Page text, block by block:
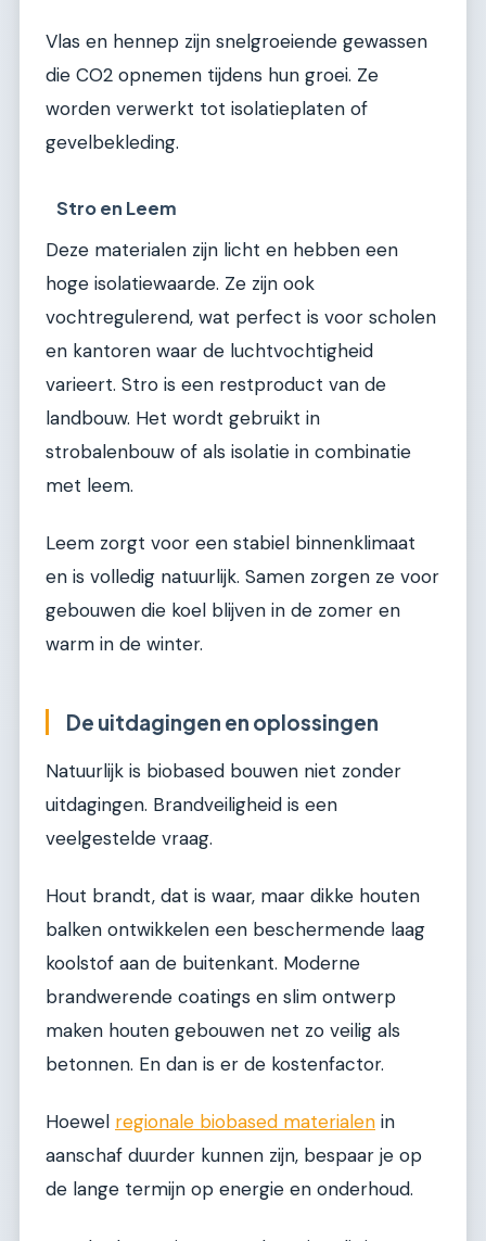
Vlas en hennep zijn snelgroeiende gewassen
die CO2 opnemen tijdens hun groei. Ze
worden verwerkt tot isolatieplaten of
gevelbekleding.
Stro en Leem
Deze materialen zijn licht en hebben een
hoge isolatiewaarde. Ze zijn ook
vochtregulerend, wat perfect is voor scholen
en kantoren waar de luchtvochtigheid
varieert. Stro is een restproduct van de
landbouw. Het wordt gebruikt in
strobalenbouw of als isolatie in combinatie
met leem.
Leem zorgt voor een stabiel binnenklimaat
en is volledig natuurlijk. Samen zorgen ze voor
gebouwen die koel blijven in de zomer en
warm in de winter.
De uitdagingen en oplossingen
Natuurlijk is biobased bouwen niet zonder
uitdagingen. Brandveiligheid is een
veelgestelde vraag.
Hout brandt, dat is waar, maar dikke houten
balken ontwikkelen een beschermende laag
koolstof aan de buitenkant. Moderne
brandwerende coatings en slim ontwerp
maken houten gebouwen net zo veilig als
betonnen. En dan is er de kostenfactor.
Hoewel regionale biobased materialen in
aanschaf duurder kunnen zijn, bespaar je op
de lange termijn op energie en onderhoud.